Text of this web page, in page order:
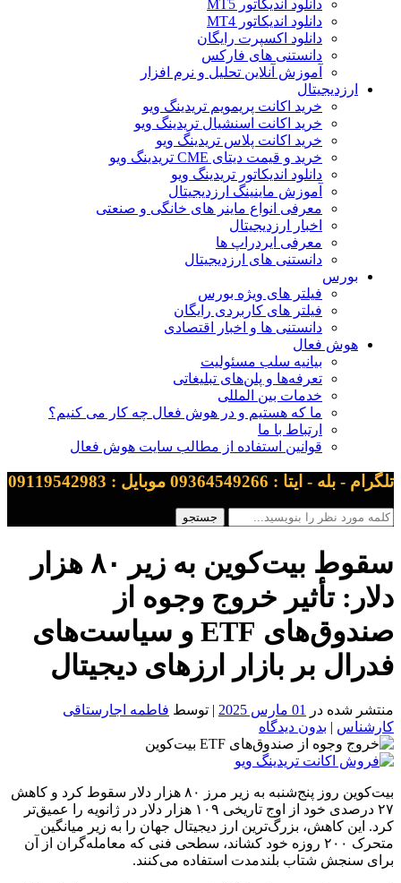
دانلود اندیکاتور MT5
دانلود اندیکاتور MT4
دانلود اکسپرت رایگان
دانستنی های فارکس
آموزش آنلاین تحلیل و نرم افزار
ارزدیجیتال
خرید اکانت پریمویم تریدینگ ویو
خرید اکانت اسنشیال تریدینگ ویو
خرید اکانت پلاس تریدینگ ویو
خرید و قیمت دیتای CME تریدینگ ویو
دانلود اندیکاتور تریدینگ ویو
آموزش ماینینگ ارزدیجیتال
معرفی انواع ماینر های خانگی و صنعتی
اخبار ارزدیجیتال
معرفی ایردراپ ها
دانستنی های ارزدیجیتال
بورس
فیلتر های ویژه بورس
فیلتر های کاربردی رایگان
دانستنی ها و اخبار اقتصادی
هوش فعال
بیانیه سلب مسئولیت
تعرفه‌ها و پلن‌های تبلیغاتی
خدمات بین المللی
ما که هستیم و در هوش فعال چه کار می کنیم؟
ارتباط با ما
قوانین استفاده از مطالب سایت هوش فعال
تلگرام - بله - ایتا : 09364549266 موبایل : 09119542983
سقوط بیت‌کوین به زیر ۸۰ هزار
دلار: تأثیر خروج وجوه از
صندوق‌های ETF و سیاست‌های
فدرال بر بازار ارزهای دیجیتال
منتشر شده در 01 مارس 2025 | توسط فاطمه اجارستاقی
کارشناس | بدون دیدگاه
بیت‌کوین روز پنج‌شنبه به زیر مرز ۸۰ هزار دلار سقوط کرد و کاهش
۲۷ درصدی خود از اوج تاریخی ۱۰۹ هزار دلار در ژانویه را عمیق‌تر
کرد. این کاهش، بزرگ‌ترین ارز دیجیتال جهان را به زیر میانگین
متحرک ۲۰۰ روزه خود کشاند، سطحی فنی که معامله‌گران از آن
برای سنجش شتاب بلندمدت استفاده می‌کنند.